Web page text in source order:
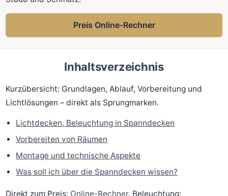
Preis Online-Rechner
Inhaltsverzeichnis
Kurzübersicht: Grundlagen, Ablauf, Vorbereitung und
Lichtlösungen – direkt als Sprungmarken.
Lichtdecken, Beleuchtung in Spanndecken
Vorbereiten von Räumen
Montage und technische Aspekte
Was soll ich über die Spanndecken wissen?
Direkt zum Preis: Online-Rechner. Beleuchtung: